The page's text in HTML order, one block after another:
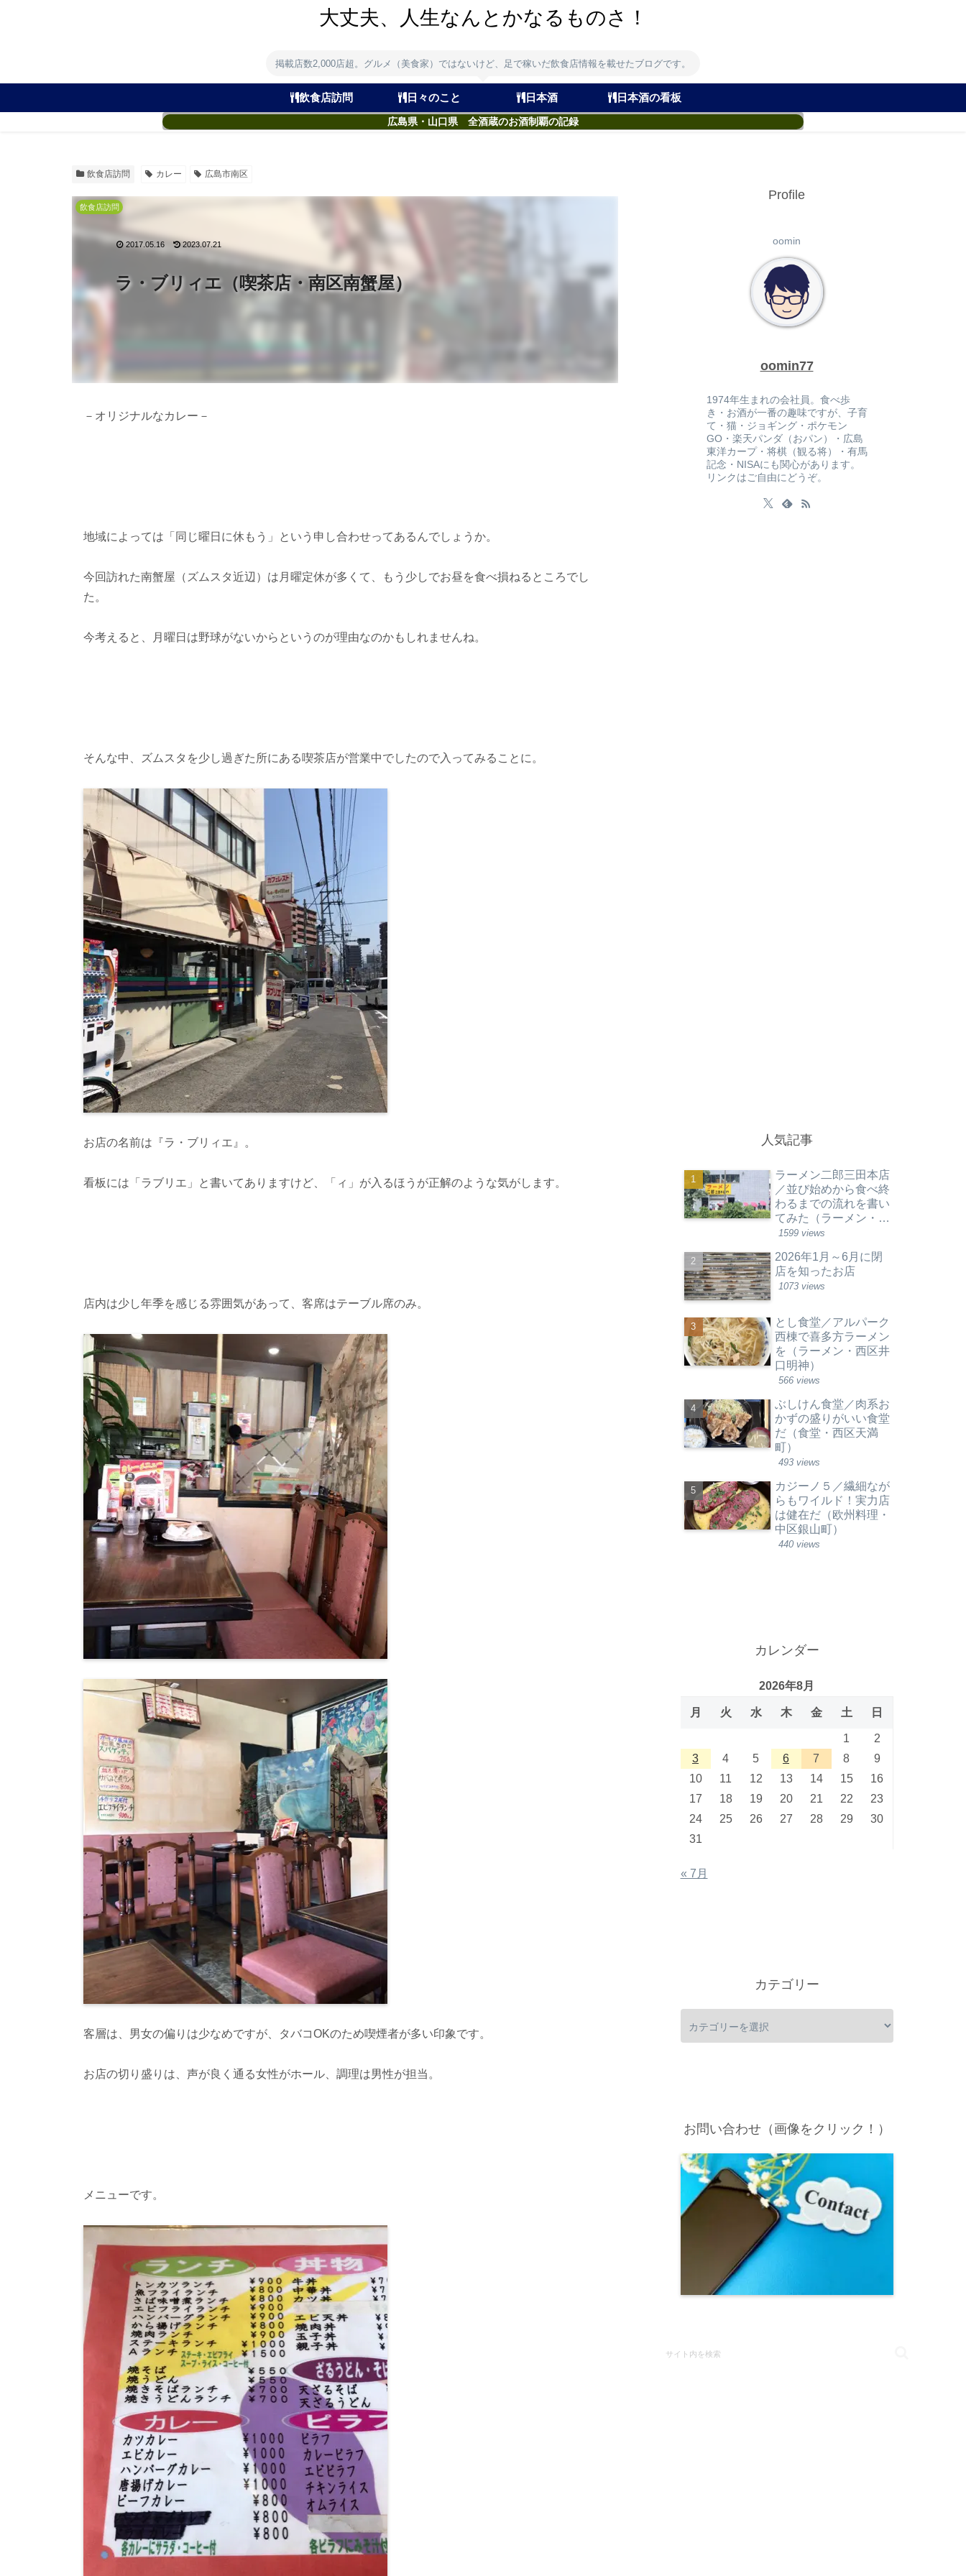
大丈夫、人生なんとかなるものさ！
掲載店数2,000店超。グルメ（美食家）ではないけど、足で稼いだ飲食店情報を載せたブログです。
飲食店訪問 日々のこと 日本酒 日本酒の看板
広島県・山口県 全酒蔵のお酒制覇の記録
飲食店訪問 カレー 広島市南区
ラ・ブリィエ（喫茶店・南区南蟹屋）
飲食店訪問
2017.05.16 2023.07.21
－オリジナルなカレー－
地域によっては「同じ曜日に休もう」という申し合わせってあるんでしょうか。
今回訪れた南蟹屋（ズムスタ近辺）は月曜定休が多くて、もう少しでお昼を食べ損ねるところでし
た。
今考えると、月曜日は野球がないからというのが理由なのかもしれませんね。
そんな中、ズムスタを少し過ぎた所にある喫茶店が営業中でしたので入ってみることに。
お店の名前は『ラ・ブリィエ』。
看板には「ラブリエ」と書いてありますけど、「ィ」が入るほうが正解のような気がします。
店内は少し年季を感じる雰囲気があって、客席はテーブル席のみ。
客層は、男女の偏りは少なめですが、タバコOKのため喫煙者が多い印象です。
お店の切り盛りは、声が良く通る女性がホール、調理は男性が担当。
メニューです。
Profile
oomin
oomin77
1974年生まれの会社員。食べ歩
き・お酒が一番の趣味ですが、子育
て・猫・ジョギング・ポケモン
GO・楽天パンダ（おパン）・広島
東洋カープ・将棋（観る将）・有馬
記念・NISAにも関心があります。
リンクはご自由にどうぞ。
人気記事
ラーメン二郎三田本店
／並び始めから食べ終
わるまでの流れを書い
てみた（ラーメン・東
京都港区）
1599 views
2026年1月～6月に閉
店を知ったお店
1073 views
とし食堂／アルパーク
西棟で喜多方ラーメン
を（ラーメン・西区井
口明神）
566 views
ぶしけん食堂／肉系お
かずの盛りがいい食堂
だ（食堂・西区天満
町）
493 views
カジーノ５／繊細なが
らもワイルド！実力店
は健在だ（欧州料理・
中区銀山町）
440 views
カレンダー
2026年8月
月 火 水 木 金 土 日
1
2
3
4 5 6 7 8
9
10
11 12 13 14 15
16
17
18 19 20 21 22
23
24
25 26 27 28 29
30
31
« 7月
カテゴリー
お問い合わせ（画像をクリック！）